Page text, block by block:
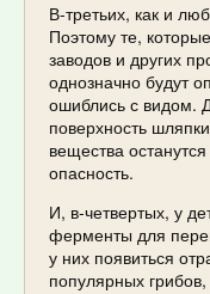
В-третьих, как и
Поэтому те,
заводов и других
однозначно будут
ошиблись с видом.
поверхность
вещества
опасность.
И, в-четвертых, у
ферменты для
у них появиться
популярных